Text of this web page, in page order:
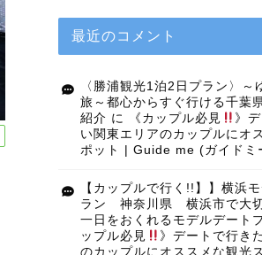
最近のコメント
〈勝浦観光1泊2日プラン〉～
旅～都心からすぐ行ける千葉
紹介 に 《カップル必見
》
い関東エリアのカップルにオ
ポット | Guide me (ガイドミ
【カップルで行く!!】】横浜
ラン 神奈川県 横浜市で大
一日をおくれるモデルデート
ップル必見
》デートで行き
のカップルにオススメな観光